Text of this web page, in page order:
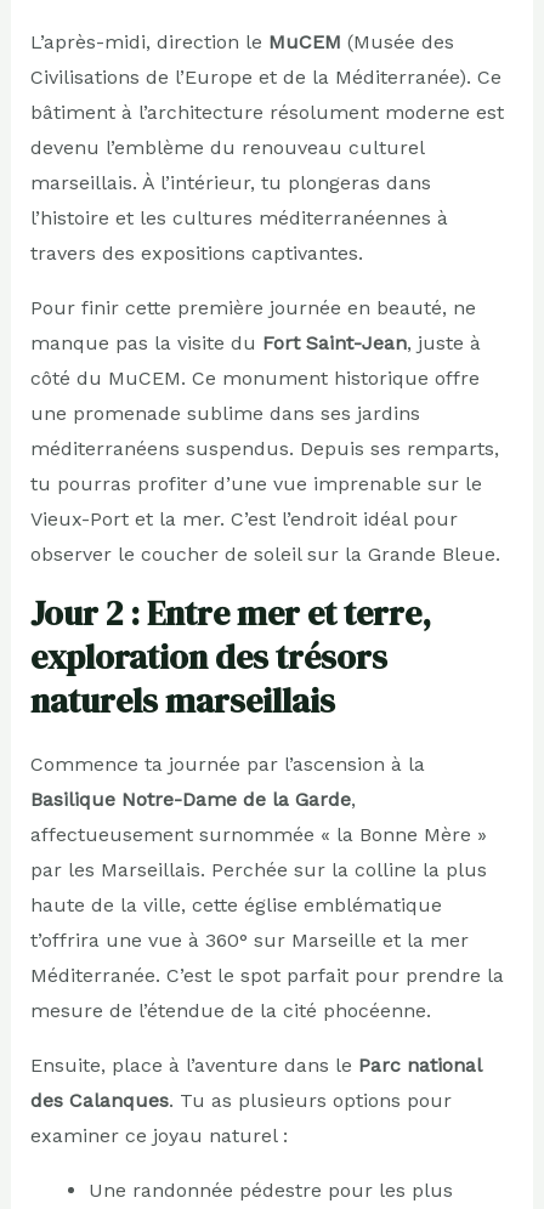
L’après-midi, direction le MuCEM (Musée des
Civilisations de l’Europe et de la Méditerranée). Ce
bâtiment à l’architecture résolument moderne est
devenu l’emblème du renouveau culturel
marseillais. À l’intérieur, tu plongeras dans
l’histoire et les cultures méditerranéennes à
travers des expositions captivantes.
Pour finir cette première journée en beauté, ne
manque pas la visite du Fort Saint-Jean, juste à
côté du MuCEM. Ce monument historique offre
une promenade sublime dans ses jardins
méditerranéens suspendus. Depuis ses remparts,
tu pourras profiter d’une vue imprenable sur le
Vieux-Port et la mer. C’est l’endroit idéal pour
observer le coucher de soleil sur la Grande Bleue.
Jour 2 : Entre mer et terre,
exploration des trésors
naturels marseillais
Commence ta journée par l’ascension à la
Basilique Notre-Dame de la Garde,
affectueusement surnommée « la Bonne Mère »
par les Marseillais. Perchée sur la colline la plus
haute de la ville, cette église emblématique
t’offrira une vue à 360° sur Marseille et la mer
Méditerranée. C’est le spot parfait pour prendre la
mesure de l’étendue de la cité phocéenne.
Ensuite, place à l’aventure dans le Parc national
des Calanques. Tu as plusieurs options pour
examiner ce joyau naturel :
Une randonnée pédestre pour les plus